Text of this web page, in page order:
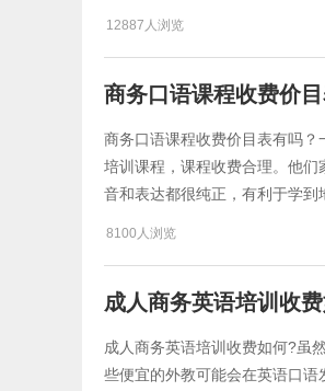
12887人浏览
商务口语课程收费价
商务口语课程收费价目表有吗
培训课程，课程收费合理。他
音和表达都很纯正，有利于学到
8100人浏览
成人商务英语培训收
成人商务英语培训收费如何?虽
些便宜的外教可能会在英语口语